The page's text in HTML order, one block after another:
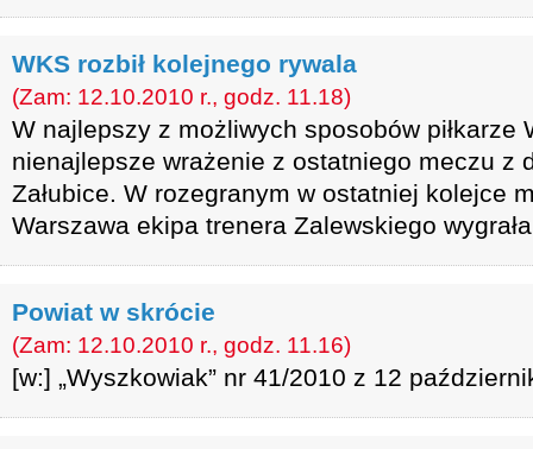
WKS rozbił kolejnego rywala
(Zam: 12.10.2010 r., godz. 11.18)
W najlepszy z możliwych sposobów piłkarze
nienajlepsze wrażenie z ostatniego meczu z
Załubice. W rozegranym w ostatniej kolejce
Warszawa ekipa trenera Zalewskiego
Powiat w skrócie
(Zam: 12.10.2010 r., godz. 11.16)
[w:] „Wyszkowiak” nr 41/2010 z 12